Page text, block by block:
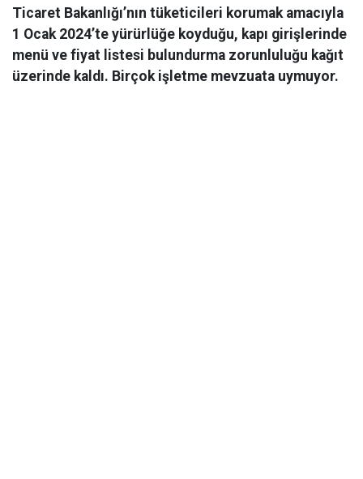
Ticaret Bakanlığı’nın tüketicileri korumak amacıyla
1 Ocak 2024’te yürürlüğe koyduğu, kapı girişlerinde
menü ve fiyat listesi bulundurma zorunluluğu kağıt
üzerinde kaldı. Birçok işletme mevzuata uymuyor.